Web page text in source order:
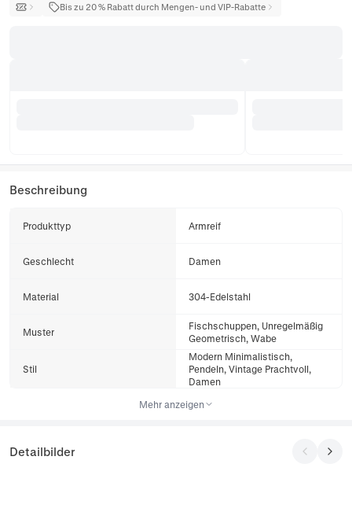
Bis zu 20 % Rabatt durch Mengen- und VIP-Rabatte
Beschreibung
Produkttyp Armreif
Geschlecht Damen
Material 304-Edelstahl
Muster
Fischschuppen, Unregelmäßig
Geometrisch, Wabe
Stil
Modern Minimalistisch,
Pendeln, Vintage Prachtvoll,
Damen
Mehr anzeigen
Detailbilder